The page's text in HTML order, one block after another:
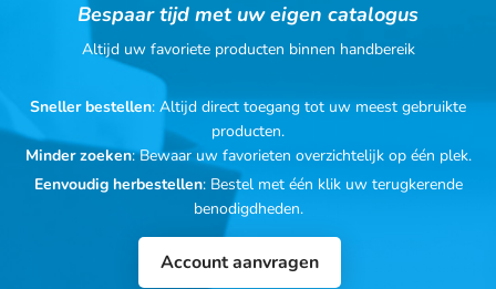
Bespaar tijd met uw eigen catalogus
Altijd uw favoriete producten binnen handbereik
Sneller bestellen: Altijd direct toegang tot uw meest gebruikte
producten.
Minder zoeken: Bewaar uw favorieten overzichtelijk op één plek.
Eenvoudig herbestellen: Bestel met één klik uw terugkerende
benodigdheden.
Account aanvragen